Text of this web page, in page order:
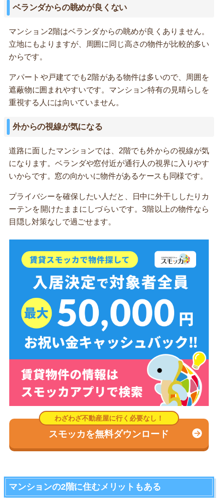
ベランダからの眺めが良くない
マンション2階はベランダからの眺めが良くありません。
立地にもよりますが、周囲に同じ高さの物件が比較的多い
からです。
アパートや戸建てでも2階がある物件は多いので、周囲を
遮蔽物に囲まれやすいです。マンション特有の見晴らしを
重視する人には向いていません。
外からの視線が気になる
道路に面したマンションでは、2階でも外からの視線が気
になります。ベランダや窓付近が通行人の視界に入りやす
いからです。窓の向かいに物件があるケースも同様です。
プライバシーを確保したい人だと、日中に外干ししたりカ
ーテンを開けたままにしづらいです。3階以上の物件なら
目隠し対策なしで過ごせます。
スモッカを無料ダウンロード
マンションの2階に住むメリットもある